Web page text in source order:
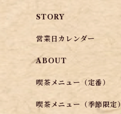
STORY
営業日カレンダー
ABOUT
喫茶メニュー（定番）
喫茶メニュー（季節限定）